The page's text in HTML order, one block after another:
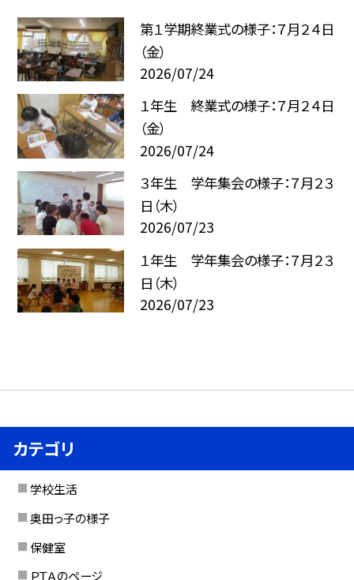
第１学期終業式の様子：７月２４日
（金）
2026/07/24
１年生 終業式の様子：７月２４日
（金）
2026/07/24
３年生 学年集会の様子：７月２３
日（木）
2026/07/23
１年生 学年集会の様子：７月２３
日（木）
2026/07/23
カテゴリ
学校生活
奥田っ子の様子
保健室
ＰＴＡのページ